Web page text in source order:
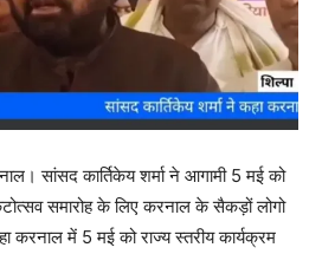
सांसद कार्तिकेय शर्मा ने आगामी 5 मई को
समारोह के लिए करनाल के सैकड़ों लोगो
करनाल में 5 मई को राज्य स्तरीय कार्यक्रम